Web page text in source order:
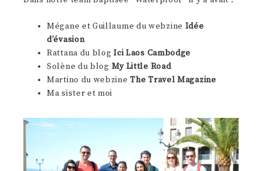
Mégane et Guillaume du webzine Idée
d’évasion
Rattana du blogIci Laos Cambodge
Solène du blog My Little Road
Martino du webzineThe Travel Magazine
Ma sister et moi